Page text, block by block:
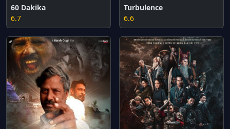
60 Dakika
6.7
Turbulence
6.6